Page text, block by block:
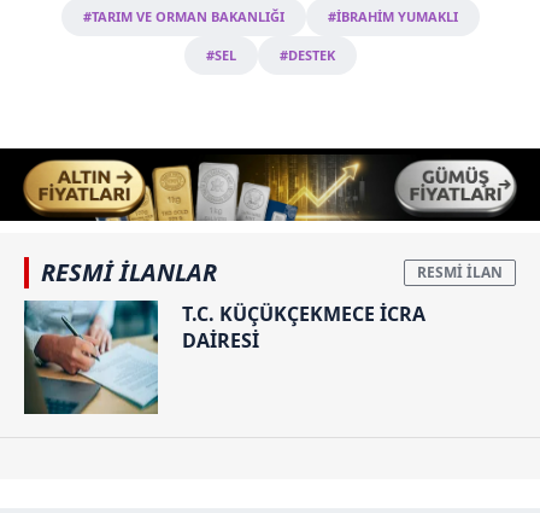
#TARIM VE ORMAN BAKANLIĞI #İBRAHİM YUMAKLI
#SEL #DESTEK
RESMİ İLANLAR
T.C. KÜÇÜKÇEKMECE İCRA
DAİRESİ